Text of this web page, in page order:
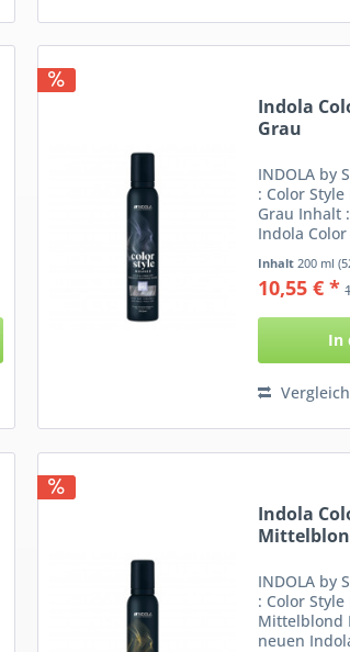
Indola
Grau
INDOLA by
: Color
Grau Inhalt
Indola
enthält als
und verleiht
Steingrau.
Inhalt200 ml
10,55 € *
In
Indola
INDOLA by
: Color
Mittelblond
neuen